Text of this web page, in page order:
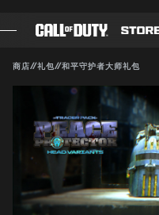
战斗通行证
黑色组织
使命召唤点数
商店//礼包//和平守护者大师礼包
兼容对象：
动视有权随时更新、替